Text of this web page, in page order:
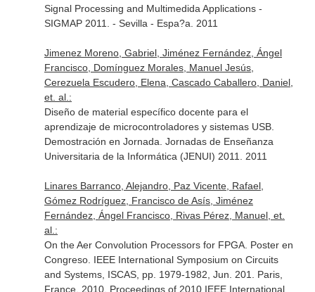
Signal Processing and Multimedida Applications -
SIGMAP 2011. - Sevilla - Espa?a. 2011
Jimenez Moreno, Gabriel, Jiménez Fernández, Ángel
Francisco, Domínguez Morales, Manuel Jesús,
Cerezuela Escudero, Elena, Cascado Caballero, Daniel,
et. al.:
Diseño de material específico docente para el
aprendizaje de microcontroladores y sistemas USB.
Demostración en Jornada. Jornadas de Enseñanza
Universitaria de la Informática (JENUI) 2011. 2011
Linares Barranco, Alejandro, Paz Vicente, Rafael,
Gómez Rodríguez, Francisco de Asís, Jiménez
Fernández, Ángel Francisco, Rivas Pérez, Manuel, et.
al.:
On the Aer Convolution Processors for FPGA. Poster en
Congreso. IEEE International Symposium on Circuits
and Systems, ISCAS, pp. 1979-1982, Jun. 201. Paris,
France. 2010. Proceedings of 2010 IEEE International